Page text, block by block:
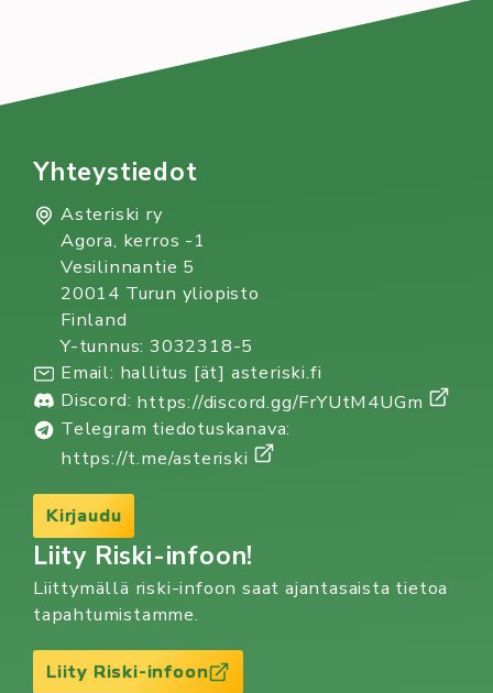
Yhteystiedot
Asteriski ry
Agora, kerros -1
Vesilinnantie 5
20014 Turun yliopisto
Finland
Y-tunnus: 3032318-5
Email: hallitus [ät] asteriski.fi
Discord: https://discord.gg/FrYUtM4UGm
Telegram tiedotuskanava:
https://t.me/asteriski
Kirjaudu
Liity Riski-infoon!
Liittymällä riski-infoon saat ajantasaista tietoa
tapahtumistamme.
Liity Riski-infoon